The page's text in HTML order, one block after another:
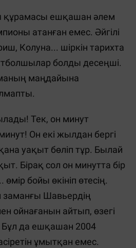
құрамасы ешқашан әлем
атанған емес. Әйгілі
Колуна... шіркін тарихта
болды десеңші.
маңдайына
Тек, он минут
Он екі жылдан бергі
уақыт бөліп тұр. Былай
Бірақ сол он минутта бір
өмір бойы өкініп өтесің.
заманғы Шавьердің
ойнағанын айтып, өзегі
Бұл да ешқашан 2004
ұмытқан емес.